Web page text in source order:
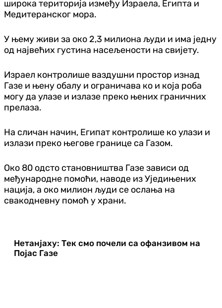
широка територија између Израела, Египта и
Медитеранског мора.
У њему живи за око 2,3 милиона људи и има једну
од највећих густина насељености на свијету.
Израел контролише ваздушни простор изнад
Газе и њену обалу и ограничава ко и која роба
могу да улазе и излазе преко њених граничних
прелаза.
На сличан начин, Египат контролише ко улази и
излази преко његове границе са Газом.
Око 80 одсто становништва Газе зависи од
међународне помоћи, наводе из Уједињених
нација, а око милион људи се ослања на
свакодневну помоћ у храни.
Нетанјаху: Тек смо почели са офанзивом на
Појас Газе